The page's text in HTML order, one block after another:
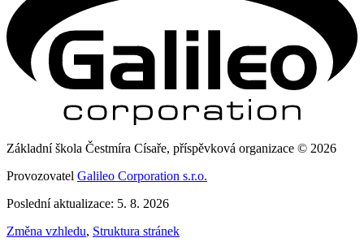
Základní škola Čestmíra Císaře, příspěvková organizace © 2026
Provozovatel Galileo Corporation s.r.o.
Poslední aktualizace: 5. 8. 2026
Změna vzhledu, Struktura stránek